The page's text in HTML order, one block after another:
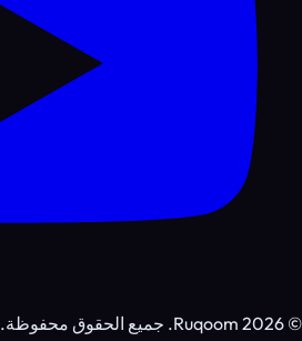
©
2026 جميع الحقوق محفوظة.